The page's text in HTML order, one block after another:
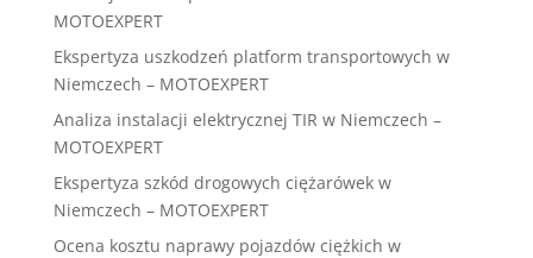
MOTOEXPERT
Ekspertyza uszkodzeń platform transportowych w
Niemczech – MOTOEXPERT
Analiza instalacji elektrycznej TIR w Niemczech –
MOTOEXPERT
Ekspertyza szkód drogowych ciężarówek w
Niemczech – MOTOEXPERT
Ocena kosztu naprawy pojazdów ciężkich w